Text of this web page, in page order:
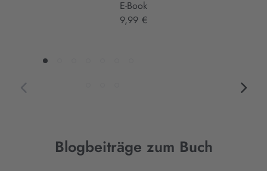
E-Book
9,99 €
Blogbeiträge zum Buch